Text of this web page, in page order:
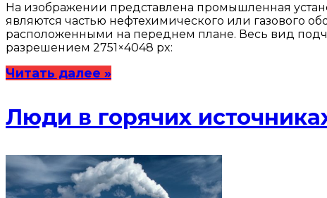
На изображении представлена промышленная
являются частью нефтехимического или газового
расположенными на переднем плане. Весь вид
разрешением 2751×4048 px:
Читать далее »
Люди в горячих